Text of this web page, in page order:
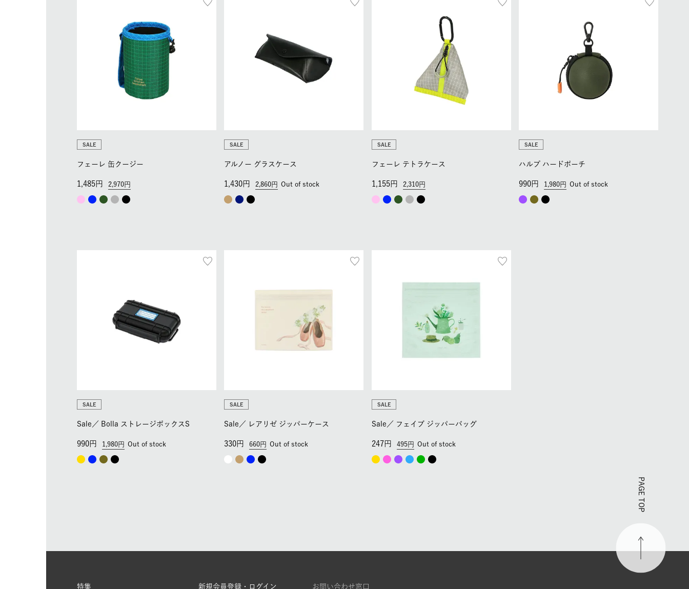
SALE
フェーレ 缶クージー
2,970
1,485
SALE
アルノー グラスケース
2,860
1,430 Out of stock
SALE
フェーレ テトラケース
2,310
1,155
SALE
ハルプ ハードポーチ
1,980
990 Out of stock
SALE
Sale／ Bolla ストレージボックスS
1,980
990 Out of stock
SALE
Sale／ レアリゼ ジッパーケース
660
330 Out of stock
SALE
Sale／ フェイブ ジッパーバッグ
495
247 Out of stock
PAGE TOP
特集 新規会員登録・ログイン お問い合わせ窓口